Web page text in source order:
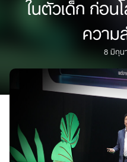
ในตัวเด็ก ก่อน
ความ
8 มิถุน